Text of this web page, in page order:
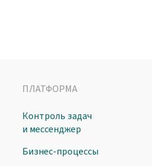
ПЛАТФОРМА
Контроль задач
и мессенджер
Бизнес-процессы